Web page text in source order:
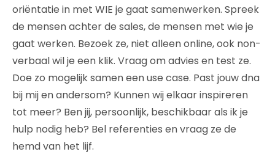
oriëntatie in met WIE je gaat samenwerken. Spreek
de mensen achter de sales, de mensen met wie je
gaat werken. Bezoek ze, niet alleen online, ook non-
verbaal wil je een klik. Vraag om advies en test ze.
Doe zo mogelijk samen een use case. Past jouw dna
bij mij en andersom? Kunnen wij elkaar inspireren
tot meer? Ben jij, persoonlijk, beschikbaar als ik je
hulp nodig heb? Bel referenties en vraag ze de
hemd van het lijf.